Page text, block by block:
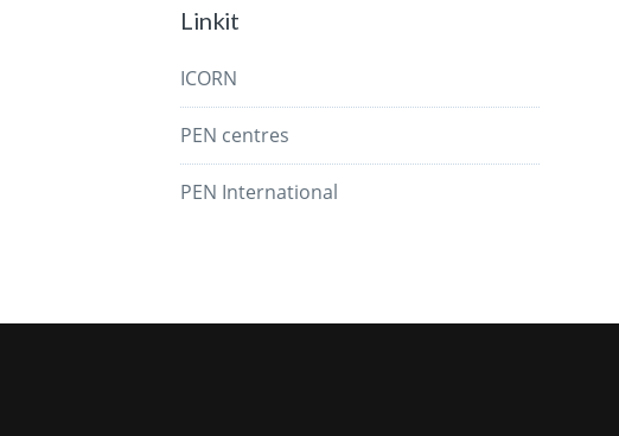
Linkit
ICORN
PEN centres
PEN International